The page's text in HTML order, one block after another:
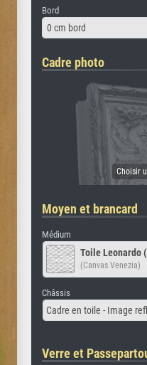
Bord
0 cm bord
Cadre photo
Moyen et brancard
Médium
Toile Leonardo
(Canvas Venezia)
Châssis
Cadre en toile - Image
Verre et